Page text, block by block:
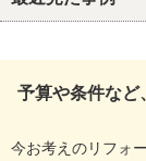
予算や条件など
今お考えのリフォ